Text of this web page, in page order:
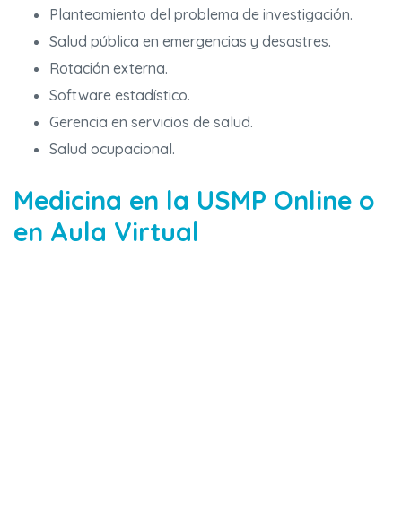
Planteamiento del problema de investigación.
Salud pública en emergencias y desastres.
Rotación externa.
Software estadístico.
Gerencia en servicios de salud.
Salud ocupacional.
Medicina en la USMP Online o
en Aula Virtual